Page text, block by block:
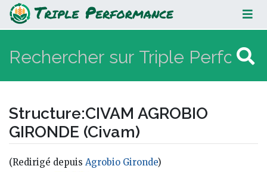
CIVAM AGROBIO GIRONDE (Civam)
Structure:CIVAM AGROBIO
GIRONDE (Civam)
(Redirigé depuis Agrobio Gironde)